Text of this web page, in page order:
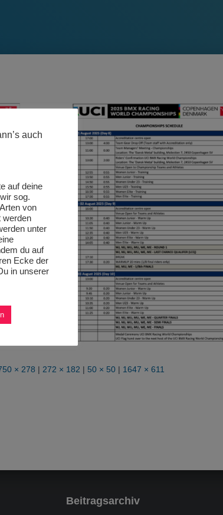
× 278 | 272 × 182 | 50 × 50 | 1647 × 611
Beitragsarchiv
auch
auf deine
sog.
von
werden
unter
du auf
Ecke der
in unserer